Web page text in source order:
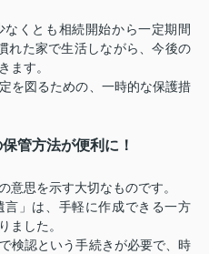
くとも相続開始から一定期間
れた家で生活しながら、今後の
ます。
を図るための、一時的な保護措
管方法が便利に！
意思を示す大切なものです。
」は、手軽に作成できる一方
ました。
検認という手続きが必要で、時